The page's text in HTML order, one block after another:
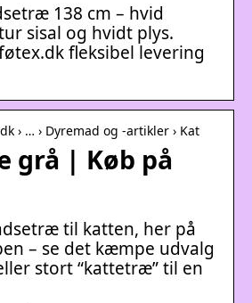
138 cm – hvid
sisal og hvidt plys.
fleksibel levering
› … › Dyremad og -artikler › Kat
grå | Køb på
til katten, her på
– se det kæmpe udvalg
stort “kattetræ” til en